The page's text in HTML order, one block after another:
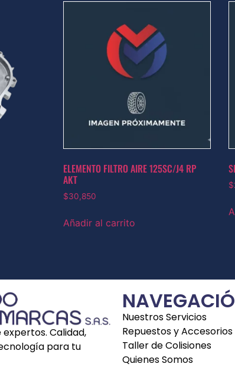
ELEMENTO FILTRO AIRE 125SC/J4 RP
AKT
$30,850
Añadir al carrito
$
Calidad,
para tu
Nuestros Servicios
Repuestos y Accesorios
Taller de Colisiones
Quienes Somos